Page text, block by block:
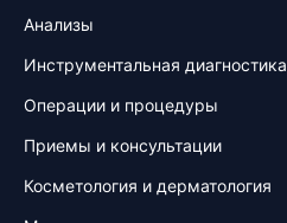
Анализы
Инструментальная диагностика
Операции и процедуры
Приемы и консультации
Косметология и дерматология